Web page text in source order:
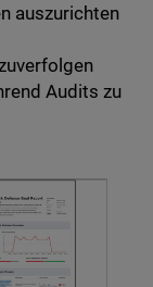
auszurichten
Audits zu